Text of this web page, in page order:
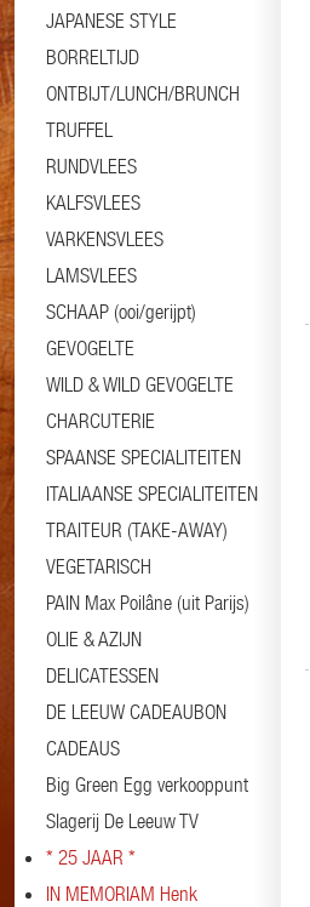
JAPANESE STYLE
BORRELTIJD
ONTBIJT/LUNCH/BRUNCH
TRUFFEL
RUNDVLEES
KALFSVLEES
VARKENSVLEES
LAMSVLEES
SCHAAP (ooi/gerijpt)
GEVOGELTE
WILD & WILD GEVOGELTE
CHARCUTERIE
SPAANSE SPECIALITEITEN
ITALIAANSE SPECIALITEITEN
TRAITEUR (TAKE-AWAY)
VEGETARISCH
PAIN Max Poilâne (uit Parijs)
OLIE & AZIJN
DELICATESSEN
DE LEEUW CADEAUBON
CADEAUS
Big Green Egg verkooppunt
Slagerij De Leeuw TV
* 25 JAAR *
IN MEMORIAM Henk